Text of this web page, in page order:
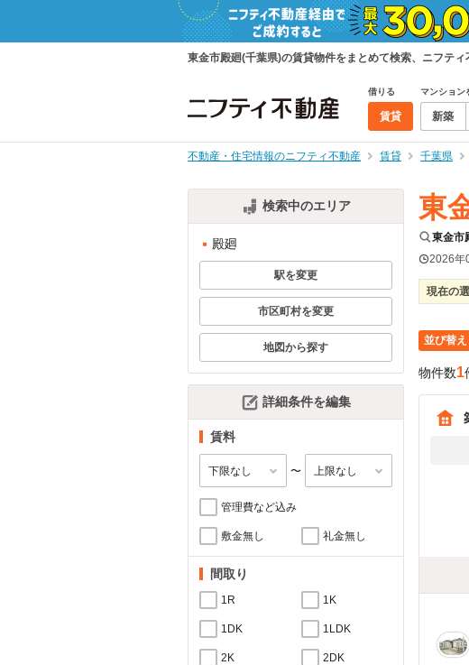
東金市殿廻(千葉県)の賃貸物件をまとめて検索、ニフテ
借りる
賃貸
マンション
新築
不動産・住宅情報のニフティ不動産 賃貸 千葉県
検索中のエリア
殿廻
駅を変更
市区町村を変更
地図から探す
詳細条件を編集
賃料
〜
管理費など込み
敷金無し 礼金無し
間取り
1R 1K
1DK 1LDK
2K 2DK
東
東金市
2026年
現在の
並び替え
物件数1